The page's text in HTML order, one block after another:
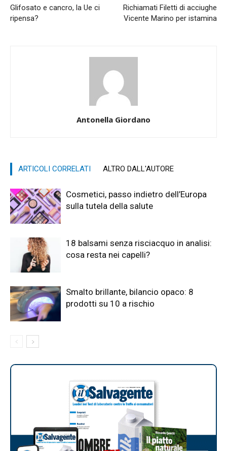
Glifosato e cancro, la Ue ci
ripensa?
Richiamati Filetti di acciughe
Vicente Marino per istamina
Antonella Giordano
ARTICOLI CORRELATI ALTRO DALL'AUTORE
Cosmetici, passo indietro dell’Europa
sulla tutela della salute
18 balsami senza risciacquo in analisi:
cosa resta nei capelli?
Smalto brillante, bilancio opaco: 8
prodotti su 10 a rischio